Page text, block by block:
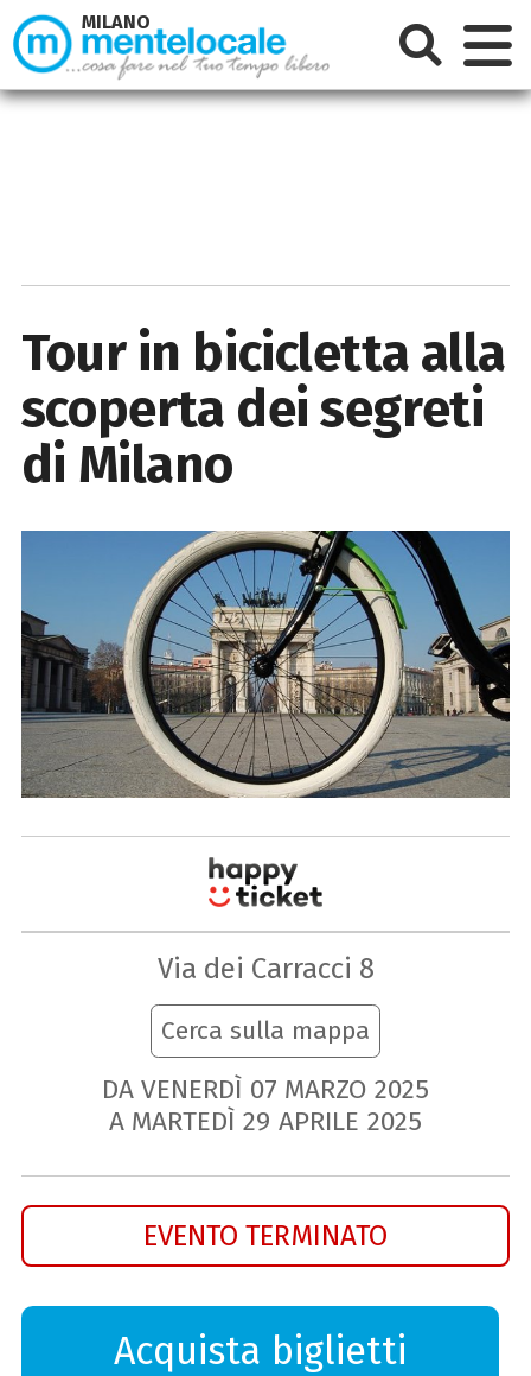
Tour in bicicletta alla
scoperta dei segreti
di Milano
Via dei Carracci 8
Cerca sulla mappa
DA VENERDÌ 07 MARZO 2025
A MARTEDÌ 29 APRILE 2025
EVENTO TERMINATO
Acquista biglietti
MILANO